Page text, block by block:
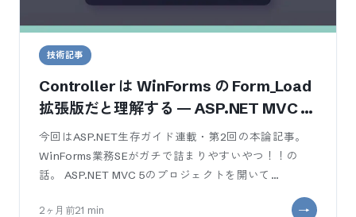
技術記事
Controller は WinForms の Form_Load
拡張版だと理解する — ASP.NET MVC 5
業務SE 入門
今回はASP.NET生存ガイド連載・第2回の本論記事。
WinForms業務SEがガチで詰まりやすいやつ！！の
話。 ASP.NET MVC 5のプロジェクトを開いて
2ヶ月前21 min